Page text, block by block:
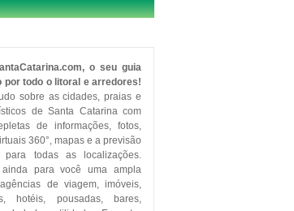
o seu guia
por todo o litoral e arredores!
sobre as cidades, praias e
de Santa Catarina com
de informações, fotos,
360°, mapas e a previsão
para todas as localizações.
ainda para você uma ampla
de viagem, imóveis,
hotéis, pousadas, bares,